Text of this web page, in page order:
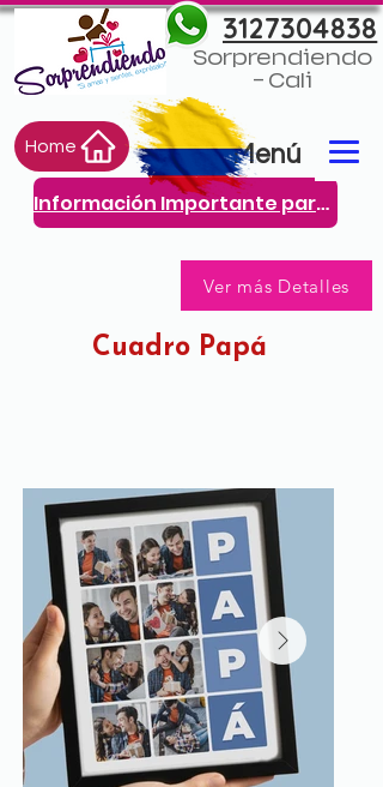
Home
3127304838
Menú
Información Importante para ti
Sorprendiendo
- Cali
Ver más Detalles
Cuadro Papá